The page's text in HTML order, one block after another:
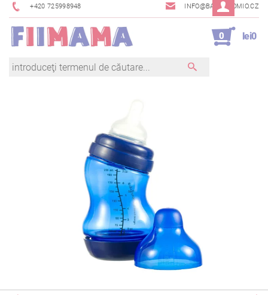
+420 725998948 INFO@BAMBINOMIO.CZ
0 lei0